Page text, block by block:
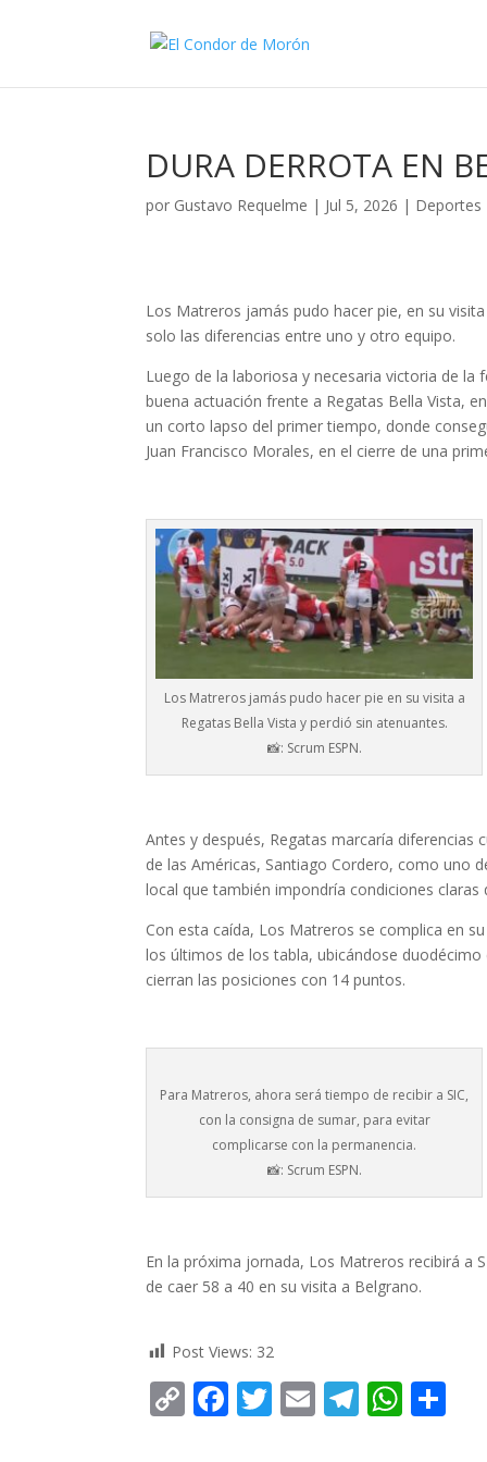
DURA DERROTA EN
por Gustavo Requelme | Jul 5, 2026 | Deportes
Los Matreros jamás pudo hacer pie, en su
solo las diferencias entre uno y otro equipo.
Luego de la laboriosa y necesaria victoria de
buena actuación frente a Regatas Bella Vista,
un corto lapso del primer tiempo, donde
Juan Francisco Morales, en el cierre de una
Los Matreros jamás pudo hacer pie en su visita a
Regatas Bella Vista y perdió sin atenuantes.
📸: Scrum ESPN.
Antes y después, Regatas marcaría diferencias
de las Américas, Santiago Cordero, como uno
local que también impondría condiciones claras
Con esta caída, Los Matreros se complica en
los últimos de los tabla, ubicándose
cierran las posiciones con 14 puntos.
Para Matreros, ahora será tiempo de recibir a SIC,
con la consigna de sumar, para evitar
complicarse con la permanencia.
📸: Scrum ESPN.
En la próxima jornada, Los Matreros recibirá a
de caer 58 a 40 en su visita a Belgrano.
Post Views: 32
C F T E T W